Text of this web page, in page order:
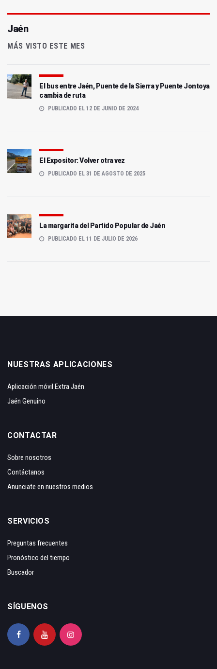
Jaén
MÁS VISTO ESTE MES
El bus entre Jaén, Puente de la Sierra y Puente Jontoya
cambia de ruta
PUBLICADO EL 12 DE JUNIO DE 2024
El Expositor: Volver otra vez
PUBLICADO EL 31 DE AGOSTO DE 2025
La margarita del Partido Popular de Jaén
PUBLICADO EL 11 DE JULIO DE 2026
NUESTRAS APLICACIONES
Aplicación móvil Extra Jaén
Jaén Genuino
CONTACTAR
Sobre nosotros
Contáctanos
Anunciate en nuestros medios
SERVICIOS
Preguntas frecuentes
Pronóstico del tiempo
Buscador
SÍGUENOS